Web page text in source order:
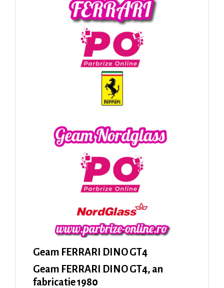
Geam FERRARI DINO GT4
Geam FERRARI DINO GT4, an
fabricatie 1980